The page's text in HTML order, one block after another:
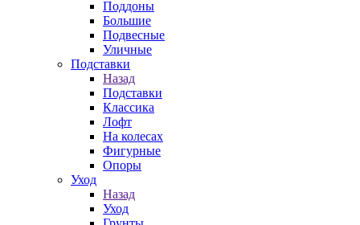
Поддоны
Большие
Подвесные
Уличные
Подставки
Назад
Подставки
Классика
Лофт
На колесах
Фигурные
Опоры
Уход
Назад
Уход